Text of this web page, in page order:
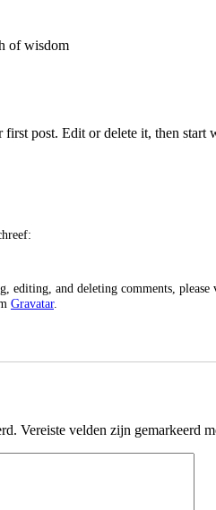
of wisdom
first post. Edit or delete it, then start
editing, and deleting comments, please
Gravatar.
Vereiste velden zijn gemarkeerd